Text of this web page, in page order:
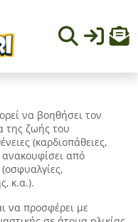
να βοηθήσει τον
της ζωής του
(καρδιοπάθειες,
από
κ.α.).
να προσφέρει με